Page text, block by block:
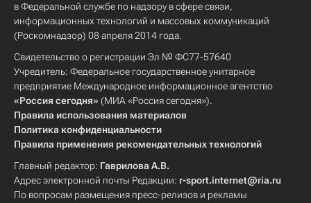
в Федеральной службе по надзору в сфере связи,
информационных технологий и массовых коммуникаций
(Роскомнадзор) 08 апреля 2014 года.
Свидетельство о регистрации Эл № ФС77-57640
Учредитель: Федеральное государственное унитарное
предприятие Международное информационное агентство
«Россия сегодня» (МИА «Россия сегодня»).
Правила использования материалов
Политика конфиденциальности
Правила применения рекомендательных технологий
Главный редактор: Гаврилова А.В.
Адрес электронной почты Редакции: r-sport.internet@ria.ru
По вопросам размещения пресс-релизов и рекламы